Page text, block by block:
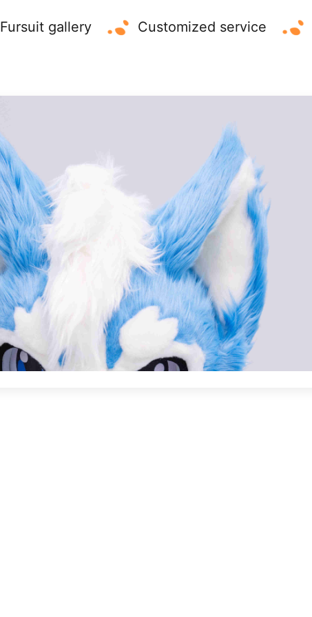
Fursuit gallery Customized service